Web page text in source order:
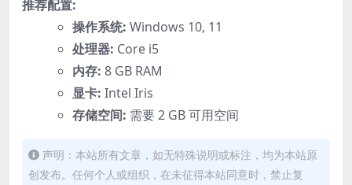
推荐配置:
操作系统: Windows 10, 11
处理器: Core i5
内存: 8 GB RAM
显卡: Intel Iris
存储空间: 需要 2 GB 可用空间
声明：本站所有文章，如无特殊说明或标注，均为本站原
创发布。任何个人或组织，在未征得本站同意时，禁止复